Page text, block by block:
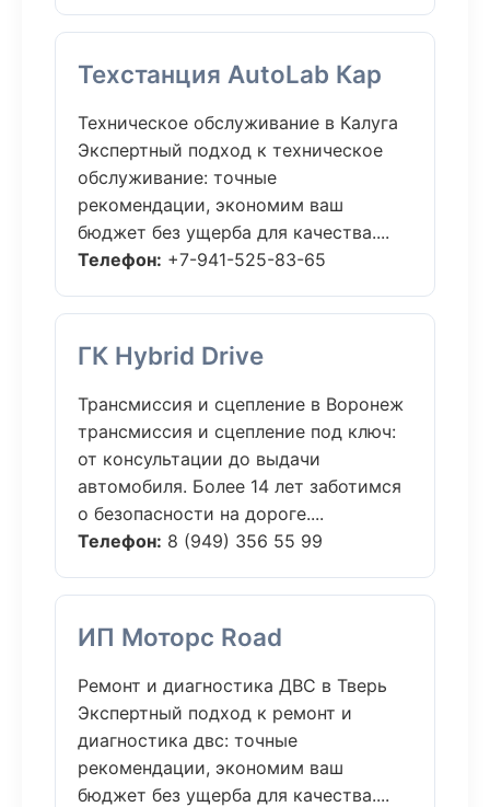
Техстанция AutoLab Кар
Техническое обслуживание в Калуга
Экспертный подход к техническое
обслуживание: точные
рекомендации, экономим ваш
бюджет без ущерба для качества....
Телефон: +7-941-525-83-65
ГК Hybrid Drive
Трансмиссия и сцепление в Воронеж
трансмиссия и сцепление под ключ:
от консультации до выдачи
автомобиля. Более 14 лет заботимся
о безопасности на дороге....
Телефон: 8 (949) 356 55 99
ИП Моторс Road
Ремонт и диагностика ДВС в Тверь
Экспертный подход к ремонт и
диагностика двс: точные
рекомендации, экономим ваш
бюджет без ущерба для качества....